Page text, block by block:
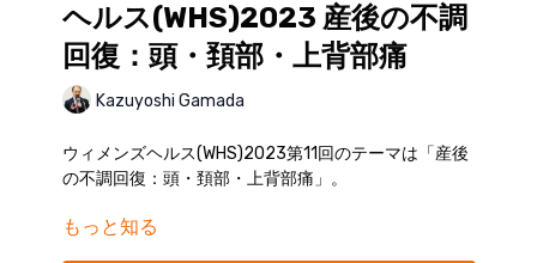
ヘルス(WHS)2023 産後の不調
回復：頭・頚部・上背部痛
Kazuyoshi Gamada
ウィメンズヘルス(WHS)2023第11回のテーマは「産後
の不調回復：頭・頚部・上背部痛」。
頭頚部・上背部の神経・滑液包・血管由来の疼痛のメ
もっと知る